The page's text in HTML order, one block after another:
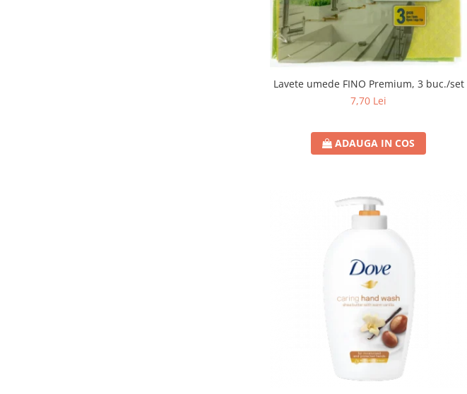
Lavete umede FINO Premium, 3 buc./set
7,70 Lei
ADAUGA IN COS